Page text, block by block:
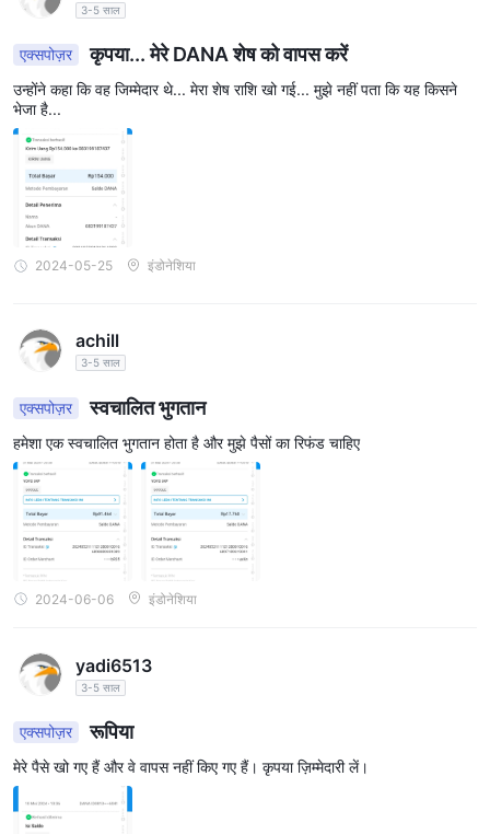
3-5 साल
एक्सपोज़र कृपया... मेरे DANA शेष को वापस करें
उन्होंने कहा कि वह जिम्मेदार थे... मेरा शेष राशि खो गई... मुझे नहीं पता कि यह किसने
भेजा है...
2024-05-25 इंडोनेशिया
achill
3-5 साल
एक्सपोज़र स्वचालित भुगतान
हमेशा एक स्वचालित भुगतान होता है और मुझे पैसों का रिफंड चाहिए
2024-06-06 इंडोनेशिया
yadi6513
3-5 साल
एक्सपोज़र रूपिया
मेरे पैसे खो गए हैं और वे वापस नहीं किए गए हैं। कृपया ज़िम्मेदारी लें।